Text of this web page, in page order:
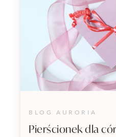
BLOG AURORIA
Pierścionek dla